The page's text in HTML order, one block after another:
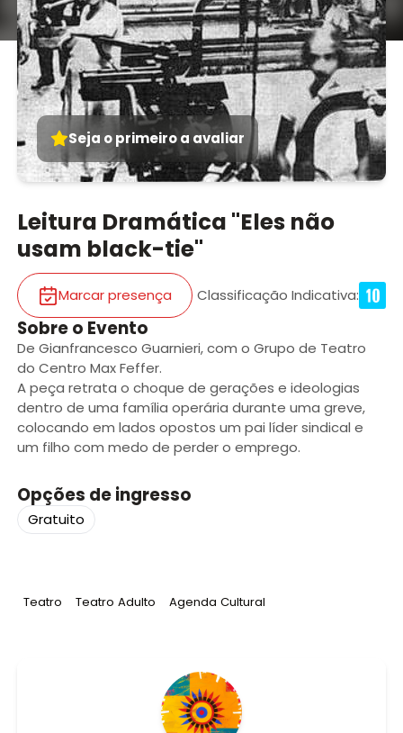
Seja o primeiro a avaliar
Leitura Dramática "Eles não
usam black-tie"
Marcar presença Classificação Indicativa:
Sobre o Evento
De Gianfrancesco Guarnieri, com o Grupo de Teatro
do Centro Max Feffer.
A peça retrata o choque de gerações e ideologias
dentro de uma família operária durante uma greve,
colocando em lados opostos um pai líder sindical e
um filho com medo de perder o emprego.
Opções de ingresso
Gratuito
Tag:
Teatro Tag:
Teatro Adulto Tag:
Agenda Cultural